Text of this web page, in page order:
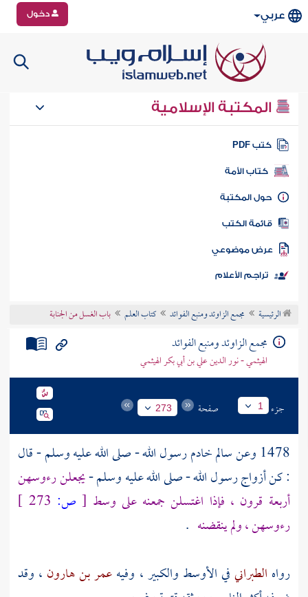
عربي دخول
المكتبة الإسلامية
كتب PDF
كتاب الأمة
المكتبة
الكتب
موضوعي
تراجم الأعلام
الرئيسية مجمع الزاوئد ومنبع الفوائد كتاب العلم باب الغسل من الجنابة
مجمع الزاوئد ومنبع الفوائد
الهيثمي - نور الدين علي بن أبي بكر الهيثمي
جزء 1 صفحة 273
1478 وعن سالم خادم رسول الله- صلى الله عليه وسلم - قال
: كن أزواج رسول الله - صلى الله عليه وسلم -يجعلن رءوسهن
أربعة قرون ، فإذا اغتسلن جمعنه على وسط [ ص:
رءوسهن ، ولم ينقضنه .
رواه الطبرانيفي الأوسط والكبير ، وفيهعمر بن هارون ، وقد